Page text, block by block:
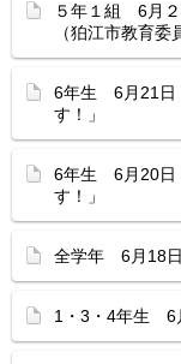
５年１組 6月
（狛江市教育委
6年生 6月21日
す！」
6年生 6月20日
す！」
全学年 6月18
1・3・4年生 6